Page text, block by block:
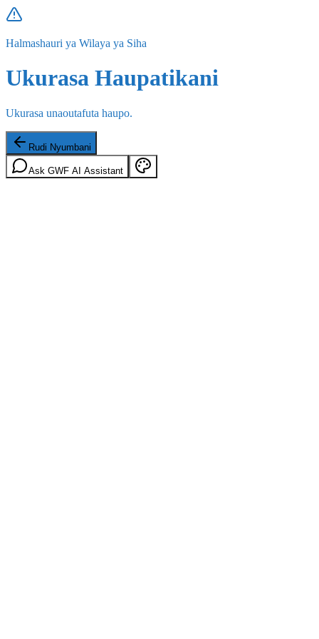
Halmashauri ya Wilaya ya Siha
Ukurasa Haupatikani
Ukurasa unaoutafuta haupo.
Rudi Nyumbani
Ask GWF AI Assistant